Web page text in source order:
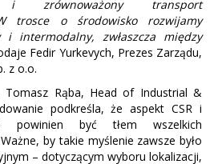
zrównoważony transport
trosce o środowisko rozwijamy
intermodalny, zwłaszcza między
Fedir Yurkevych, Prezes Zarządu,
z o.o.
Tomasz Rąba, Head of Industrial &
podkreśla, że aspekt CSR i
powinien być tłem wszelkich
by takie myślenie zawsze było
– dotyczącym wyboru lokalizacji,